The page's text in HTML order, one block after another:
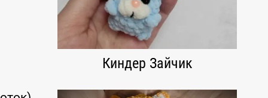
Киндер Зайчик